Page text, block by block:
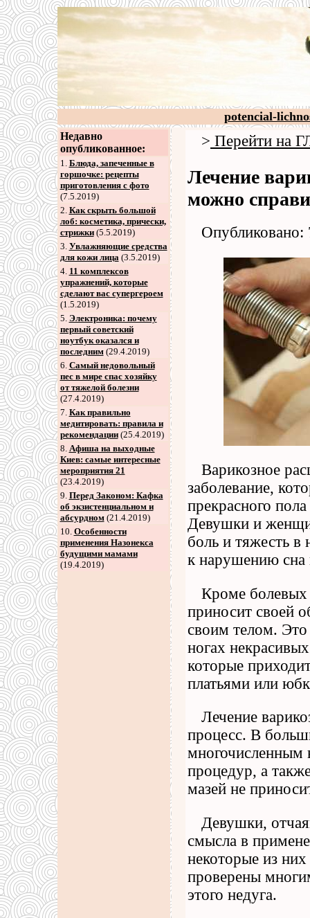
potencial-
Недавно
опубликованное:
1. Блюда, запеченные в
горшочке: рецепты
приготовления с фото
(7.5.2019)
2. Как скрыть большой
лоб: косметика, прически,
стрижки(5.5.2019)
3. Увлажняющие средства
для кожи лица(3.5.2019)
4. 11 комплексов
упражнений, которые
сделают вас супергероем
(1.5.2019)
5. Электроника: почему
первый советский
ноутбук оказался и
последним(29.4.2019)
6. Самый недовольный
пес в мире спас хозяйку
от тяжелой болезни
(27.4.2019)
7. Как правильно
медитировать: правила и
рекомендации(25.4.2019)
8. Афиша на выходные
Киев: самые интересные
мероприятия 21
(23.4.2019)
9. Перед Законом: Кафка
об экзистенциальном и
абсурдном(21.4.2019)
10. Особенности
применения Назонекса
будущими мамами
(19.4.2019)
> Перейти на
Лечение
можно
Опубликовано:
Варикозное
заболевание,
прекрасного
Девушки и
боль и тяжесть в
к нарушению сна
Кроме
приносит своей
своим телом. Это
ногах
которые
платьями или
Лечение
процесс. В
многочисленным
процедур, а
мазей не
Девушки,
смысла в
некоторые из
проверены
этого недуга.